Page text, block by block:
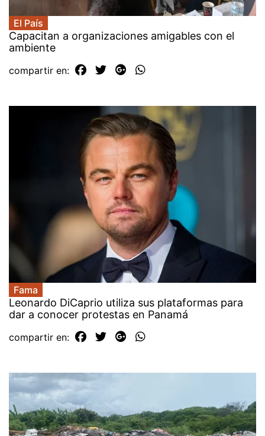
El País
Capacitan a organizaciones amigables con el
ambiente
compartir en:
Fama
Leonardo DiCaprio utiliza sus plataformas para
dar a conocer protestas en Panamá
compartir en: